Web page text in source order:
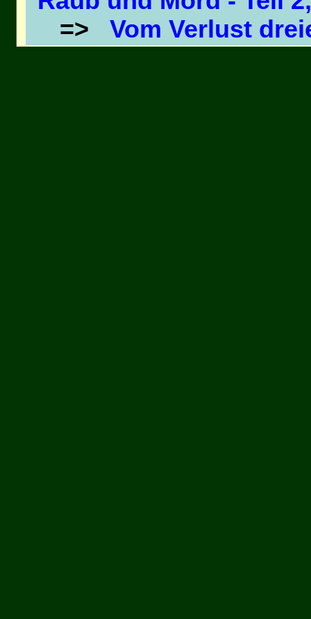
=> Vom Verlust